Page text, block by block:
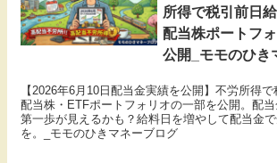
所得で税引前日
配当株ポートフ
公開_モモのひき
【2026年6月10日配当金実績を公開】不労所得
配当株・ETFポートフォリオの一部を公開。配
第一歩が見えるかも？給料日を増やして配当金
を。_モモのひきマネーブログ